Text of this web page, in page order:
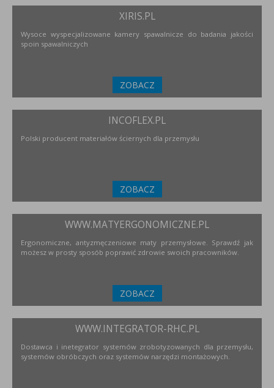
XIRIS.PL
Wysoce wyspecjalizowane kamery spawalnicze do badania jakości
spoin spawalniczych
ZOBACZ
INCOFLEX.PL
Polski producent materiałów ściernych dla przemysłu
ZOBACZ
WWW.MATYERGONOMICZNE.PL
Ergonomiczne, antyzmęczeniowe maty przemysłowe. Sprawdź jak
możesz w prosty sposób poprawić zdrowie swoich pracowników.
ZOBACZ
WWW.INTEGRATOR-RHC.PL
Dostawca i inetegrator systemów zrobotyzowanych dla przemysłu,
systemów obróbczych oraz systemów narzędzi montażowych.